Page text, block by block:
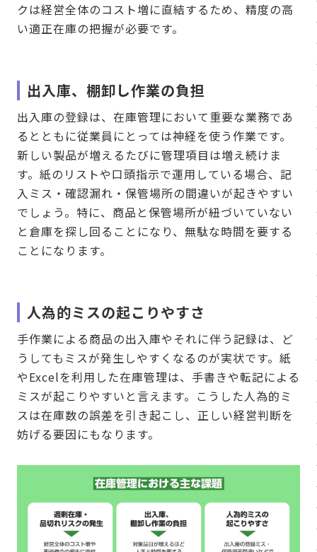
クは経営全体のコスト増に直結するため、精度の高
い適正在庫の把握が必要です。
出入庫、棚卸し作業の負担
出入庫の登録は、在庫管理において重要な業務であ
るとともに従業員にとっては神経を使う作業です。
新しい製品が増えるたびに管理項目は増え続けま
す。紙のリストや口頭指示で運用している場合、記
入ミス・確認漏れ・保管場所の間違いが起きやすい
でしょう。特に、商品と保管場所が紐づいていない
と倉庫を探し回ることになり、無駄な時間を要する
ことになります。
人為的ミスの起こりやすさ
手作業による商品の出入庫やそれに伴う記録は、ど
うしてもミスが発生しやすくなるのが実状です。紙
やExcelを利用した在庫管理は、手書きや転記による
ミスが起こりやすいと言えます。こうした人為的ミ
スは在庫数の誤差を引き起こし、正しい経営判断を
妨げる要因にもなります。